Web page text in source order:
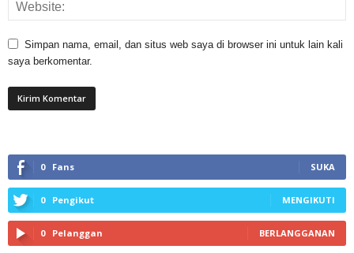
Simpan nama, email, dan situs web saya di browser ini untuk lain kali
saya berkomentar.
0 Fans SUKA
0 Pengikut MENGIKUTI
0 Pelanggan BERLANGGANAN